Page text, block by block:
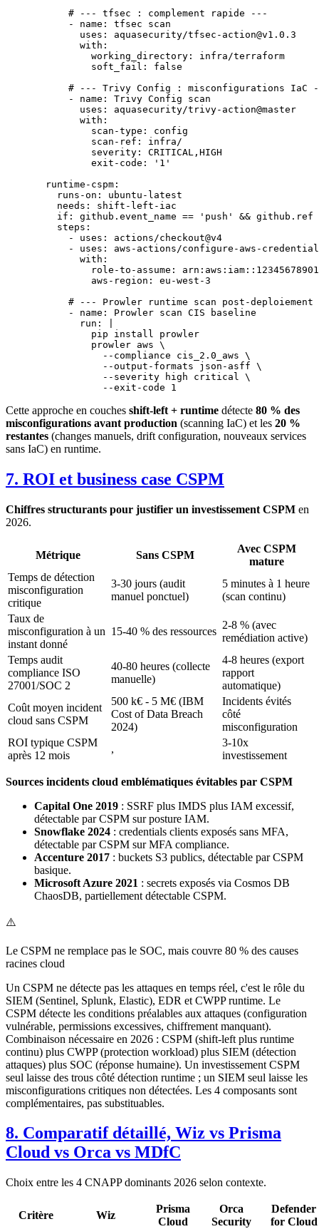
      # --- tfsec : complement rapide ---
      -
name : tfsec scan
        uses
: aquasecurity/tfsec-action@v1.0.3
        with
:
          working_directory
: infra/terraform
          soft_fail
: false
# --- Trivy Config : misconfigurations IaC
      -
name : Trivy Config scan
        uses
: aquasecurity/trivy-action@master
        with
:
          scan-type
: config
          scan-ref
: infra/
          severity
: CRITICAL,HIGH
          exit-code
:
'1'
  runtime-cspm
:
    runs-on
: ubuntu-latest
    needs
: shift-left-iac
    if
: github.event_name == 'push' &&
    steps
:
      -
uses : actions/checkout@v4
      -
uses : aws-actions/configure-aws-
        with
:
          role-to-assume
:
          aws-region
: eu-west-3
# --- Prowler runtime scan post-deploiement
      -
name : Prowler scan CIS baseline
        run
:
          pip install prowler
          prowler aws \
            --compliance cis_2.0_aws \
            --output-formats json-asff \
            --severity high critical \
            --exit-code 1
Cette approche en couches shift-left + runtime détecte 80 % des
misconfigurations avant production (scanning IaC) et les 20 %
restantes (changes manuels, drift configuration, nouveaux services
sans IaC) en runtime.
7. ROI et business case CSPM
Chiffres structurants pour justifier un investissement CSPM en
2026.
Métrique Sans CSPM
Avec CSPM
mature
Temps de détection
misconfiguration
critique
3-30 jours (audit
manuel ponctuel)
5 minutes à 1 heure
(scan continu)
Taux de
misconfiguration à un
instant donné
15-40 % des ressources
2-8 % (avec
remédiation active)
Temps audit
compliance ISO
27001/SOC 2
40-80 heures (collecte
manuelle)
4-8 heures (export
rapport
automatique)
Coût moyen incident
cloud sans CSPM
500 k€ - 5 M€ (IBM
Cost of Data Breach
2024)
Incidents évités
côté
misconfiguration
ROI typique CSPM
après 12 mois
,
3-10x
investissement
Sources incidents cloud emblématiques évitables par CSPM
Capital One 2019 : SSRF plus IMDS plus IAM excessif,
détectable par CSPM sur posture IAM.
Snowflake 2024 : credentials clients exposés sans MFA,
détectable par CSPM sur MFA compliance.
Accenture 2017 : buckets S3 publics, détectable par CSPM
basique.
Microsoft Azure 2021 : secrets exposés via Cosmos DB
ChaosDB, partiellement détectable CSPM.
⚠️
Le CSPM ne remplace pas le SOC, mais couvre 80 % des causes
racines cloud
Un CSPM ne détecte pas les attaques en temps réel, c'est le rôle du
SIEM (Sentinel, Splunk, Elastic), EDR et CWPP runtime. Le
CSPM détecte les conditions préalables aux attaques (configuration
vulnérable, permissions excessives, chiffrement manquant).
Combinaison nécessaire en 2026 : CSPM (shift-left plus runtime
continu) plus CWPP (protection workload) plus SIEM (détection
attaques) plus SOC (réponse humaine). Un investissement CSPM
seul laisse des trous côté détection runtime ; un SIEM seul laisse les
misconfigurations critiques non détectées. Les 4 composants sont
complémentaires, pas substituables.
8. Comparatif détaillé, Wiz vs Prisma
Cloud vs Orca vs MDfC
Choix entre les 4 CNAPP dominants 2026 selon contexte.
Critère Wiz
Prisma
Cloud
Orca
Security
Defender
for Cloud